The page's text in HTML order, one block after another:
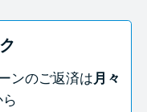
強制退去は避け
談より賢い方
ンのご返済は 月々
ら